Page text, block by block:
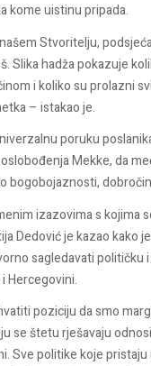
kome uistinu pripada.
Stvoritelju,
Slika hadža pokazuje
i koliko su prolazni
– istakao je.
poruku
Mekke, da
bogobojaznosti,
izazovima s kojima
Dedović je kazao kako
sagledavati političku
Hercegovini.
poziciju da smo
se štetu rješavaju
Sve politike koje